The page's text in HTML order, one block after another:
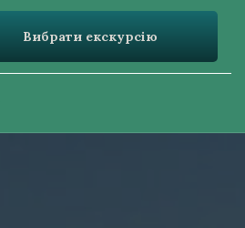
Вибрати екскурсію